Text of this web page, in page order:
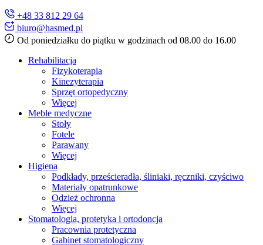
+48 33 812 29 64
biuro@hasmed.pl
Od poniedziałku do piątku w godzinach od 08.00 do 16.00
Rehabilitacja
Fizykoterapia
Kinezyterapia
Sprzęt ortopedyczny
Więcej
Meble medyczne
Stoły
Fotele
Parawany
Więcej
Higiena
Podkłady, prześcieradła, śliniaki, ręczniki, czyściwo
Materiały opatrunkowe
Odzież ochronna
Więcej
Stomatologia, protetyka i ortodoncja
Pracownia protetyczna
Gabinet stomatologiczny